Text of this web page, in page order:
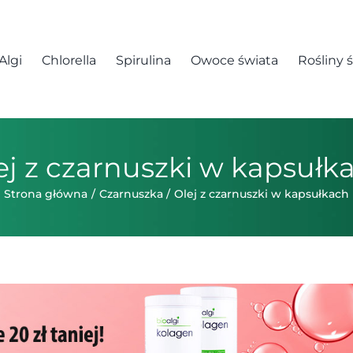
Chlorella Spirulina Owoce świata Rośliny
z czarnuszki w
Strona główna Czarnuszka Olej z czarnuszki w kapsułkach